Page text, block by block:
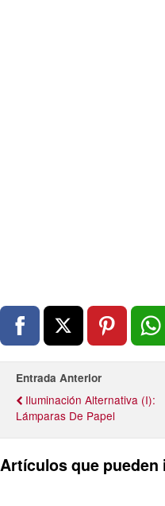
Entrada Anterior
Iluminación Alternativa (I):
Lámparas De Papel
Artículos que pueden